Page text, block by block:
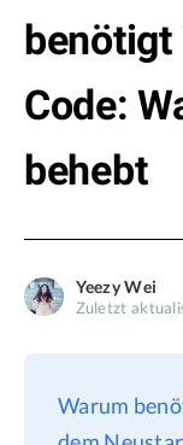
BuhoNTFS
Store
Blog
Refund
benötigt
Code:
behebt
Yeezy Wei
Zuletzt
Warum